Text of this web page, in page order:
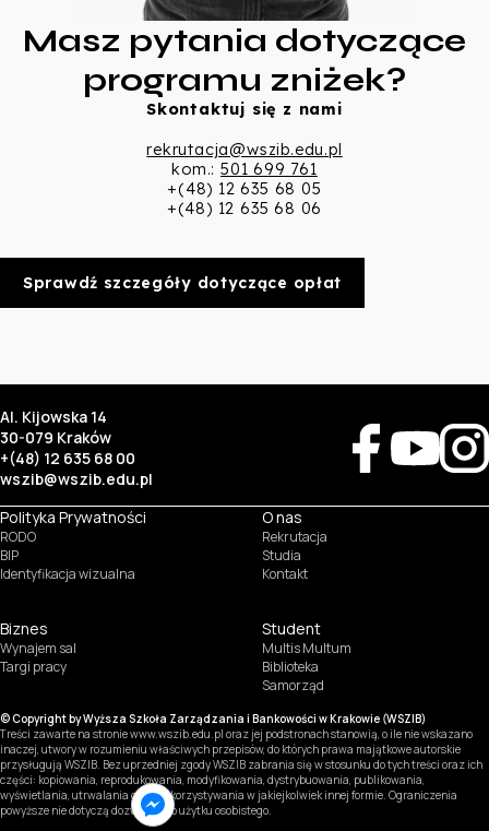
Webmail
Office 365
Masz pytania dotyczące
programu zniżek?
Skontaktuj się z nami
rekrutacja@wszib.edu.pl
kom.: 501 699 761
+(48) 12 635 68 05
+(48) 12 635 68 06
Sprawdź szczegóły dotyczące opłat
Al. Kijowska 14
30-079 Kraków
+(48) 12 635 68 00
wszib@wszib.edu.pl
Polityka Prywatności
RODO
BIP
Identyfikacja wizualna
O nas
Rekrutacja
Studia
Kontakt
Biznes
Wynajem sal
Targi pracy
Student
Multis Multum
Biblioteka
Samorząd
© Copyright by Wyższa Szkoła Zarządzania i Bankowości w Krakowie (WSZIB)
Treści zawarte na stronie www.wszib.edu.pl oraz jej podstronach stanowią, o ile nie wskazano
inaczej, utwory w rozumieniu właściwych przepisów, do których prawa majątkowe autorskie
przysługują WSZIB. Bez uprzedniej zgody WSZIB zabrania się w stosunku do tych treści oraz ich
części: kopiowania, reprodukowania, modyfikowania, dystrybuowania, publikowania,
wyświetlania, utrwalania oraz wykorzystywania w jakiejkolwiek innej formie. Ograniczenia
powyższe nie dotyczą dozwolonego użytku osobistego.